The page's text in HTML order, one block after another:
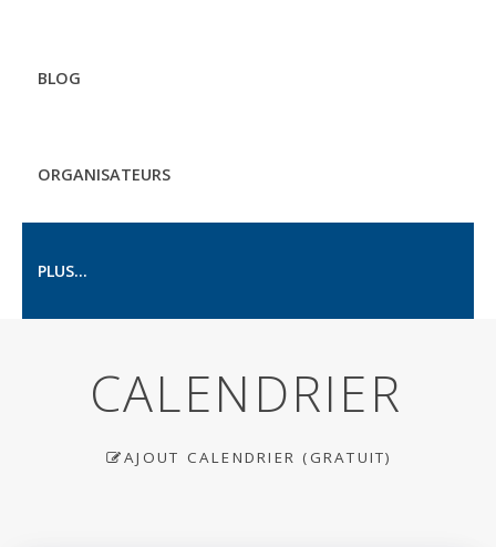
BLOG
ORGANISATEURS
PLUS...
CALENDRIER
AJOUT CALENDRIER (GRATUIT)